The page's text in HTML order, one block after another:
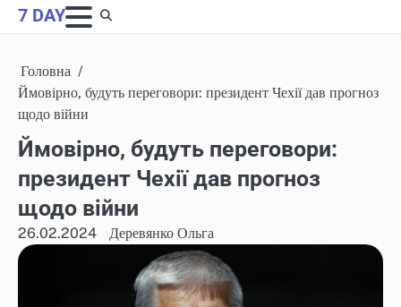
Skip
to
7 DAY
Головна
Ймовірно, будуть переговори: президент Чехії дав прогноз
щодо війни
Ймовірно, будуть переговори:
президент Чехії дав прогноз
щодо війни
26.02.2024 Деревянко Ольга